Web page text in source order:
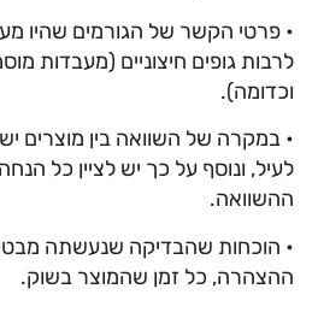
• פרטי הקשר של הגורמים שהיו
לרבות גופים חיצוניים (מעבדות
וכדומה).
• במקרה של השוואה בין מוצרים
לעיל, ונוסף על כך יש לציין כל
ההשוואה.
• הוכחות שהבדיקה שנעשתה
ההצהרה, כל זמן שהמוצר בשוק.